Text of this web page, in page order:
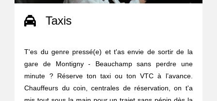
Taxis
T'es du genre pressé(e) et t'as envie de sortir de la
gare de Montigny - Beauchamp sans perdre une
minute ? Réserve ton taxi ou ton VTC à l’avance.
Chauffeurs du coin, centrales de réservation, on t'a